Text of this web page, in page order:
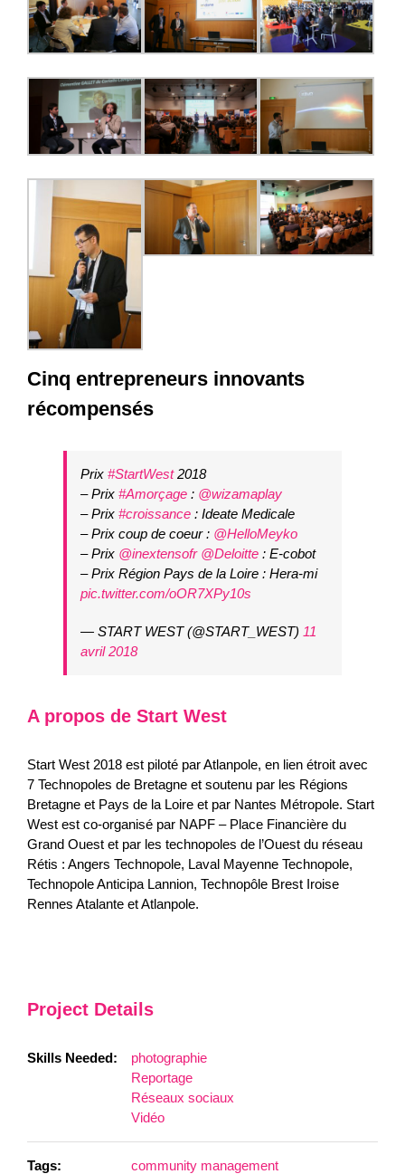
Cinq entrepreneurs innovants
récompensés
Prix #StartWest2018
– Prix #Amorçage : @wizamaplay
– Prix #croissance : Ideate Medicale
– Prix coup de coeur : @HelloMeyko
– Prix @inextensofr @Deloitte : E-cobot
– Prix Région Pays de la Loire : Hera-mi
pic.twitter.com/oOR7XPy10s
— START WEST (@START_WEST) 11
avril 2018
A propos de Start West
Start West 2018 est piloté par Atlanpole, en lien étroit avec
7 Technopoles de Bretagne et soutenu par les Régions
Bretagne et Pays de la Loire et par Nantes Métropole. Start
West est co-organisé par NAPF – Place Financière du
Grand Ouest et par les technopoles de l’Ouest du réseau
Rétis : Angers Technopole, Laval Mayenne Technopole,
Technopole Anticipa Lannion, Technopôle Brest Iroise
Rennes Atalante et Atlanpole.
Project Details
Skills Needed:
photographie
Reportage
Réseaux sociaux
Vidéo
Tags:
community management